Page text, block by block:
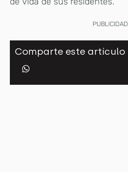
PUBLICIDAD
Comparte este artículo